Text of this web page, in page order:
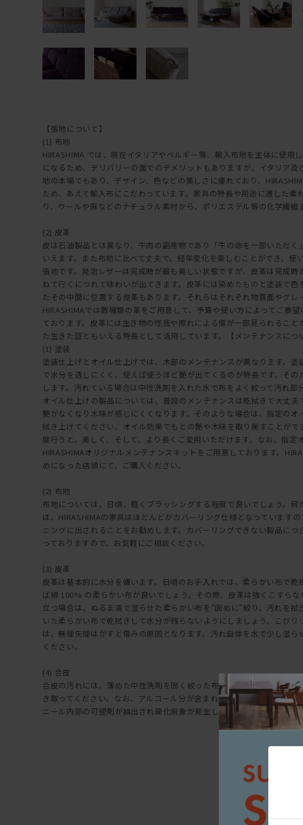
【張地について】
(1) 布地
HIRASHIMA では、現在イタリアやベルギー等、輸入布地を主体に使用
になるため、デリバリーの面でのデメリットもありますが、イタリア及
地の本場でもあり、デザイン、色などの美しさに優れており、
ため、あえて輸入布にこだわっています。家具の特長や用途に適した素
り、ウールや麻などのナチュラル素材から、ポリエステル等の化学繊維
(2) 皮革
皮は石油製品とは異なり、牛肉の副産物であり「牛の命を一部いただく
いえます。また布地に比べて丈夫で、経年変化を楽しむことができ、使
張地です。発泡レザーは完成時が最も美しい状態ですが、皮革は完成時
ねて行くにつれて味わいが出てきます。皮革には染めたものと塗装で色
たその中間に位置する皮革もあります。それらはそれぞれ物質面やグレ
HIRASHIMAでは数種類の革をご用意して、予算や使い方によってご要
ております。皮革には生き物の怪我や擦れによる傷が一部見られること
た生きた証ともいえる特長として活用しています。【メンテナンスにつ
(1) 塗装
塗装仕上げとオイル仕上げでは、木部のメンテナンスが異なります。塗
で水分を透しにくく、使えば使うほど艶が出てくるのが特長です。その
します。汚れている場合は中性洗剤を入れた水で布をよく絞って汚れ部
オイル仕上げの製品については、普段のメンテナンスは乾拭きで大丈夫
艶がなくなり木味が感じにくくなります。そのような場合は、指定のオ
拭き上げてください。オイル効果でもとの艶や木味を取り戻すことがで
度行うと、美しく、そして、より長くご愛用いただけます。なお、指定
HIRASHIMAオリジナルメンテナンスキットをご用意しております。
めになった店頭にて、ご購入ください。
(2) 布地
布地については、日頃、軽くブラッシングする程度で良いでしょう。何
は、HIRASHIMAの家具はほとんどがカバーリング仕様となっています
ニングに出されることをお勧めします。カバーリングできない製品につ
っておりますので、お気軽にご相談ください。
(3) 皮革
皮革は基本的に水分を嫌います。日頃のお手入れでは、柔らかい布で乾
ば綿 100% の柔らかい布が良いでしょう。その際、皮革は強くこすら
立つ場合は、ぬるま湯で湿らせた柔らかい布を“固めに”絞り、汚れを拭
いた柔らかい布で乾拭きして水分が残らないようにしましょう。こびり
は、無理矢理はがすと傷みの原因となります。汚れ自体を水で少し湿ら
ください。
(4) 合皮
合皮の汚れには、薄めた中性洗剤を固く絞った布で拭き上げた後に、乾
き取ってください。なお、アルコール分が含まれた洗剤などで拭き掃
ニール内部の可塑剤が抽出され硬化現象が発生しますので注意が必要で